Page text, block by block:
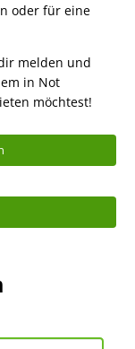
oder für eine
melden und
in Not
möchtest!